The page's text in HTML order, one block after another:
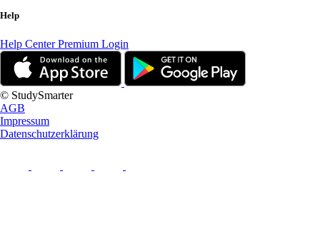
Help
Help CenterPremium Login
© StudySmarter
AGB
Impressum
Datenschutzerklärung